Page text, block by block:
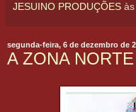
JESUINO PRODUÇÕES às
segunda-feira, 6 de dezembro de
A ZONA